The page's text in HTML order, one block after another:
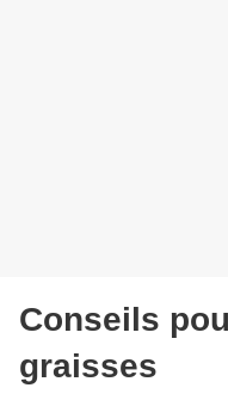
Conseils
graisses